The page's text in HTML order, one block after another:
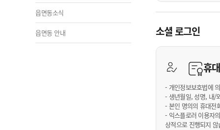
읍면동소식
읍면동 안내 소셜 로그인
휴
- 개인정보보호법에
- 생년월일, 성명, 내/
- 본인 명의의 휴대전
- 익스플로러 이용자
상적으로 진행되지